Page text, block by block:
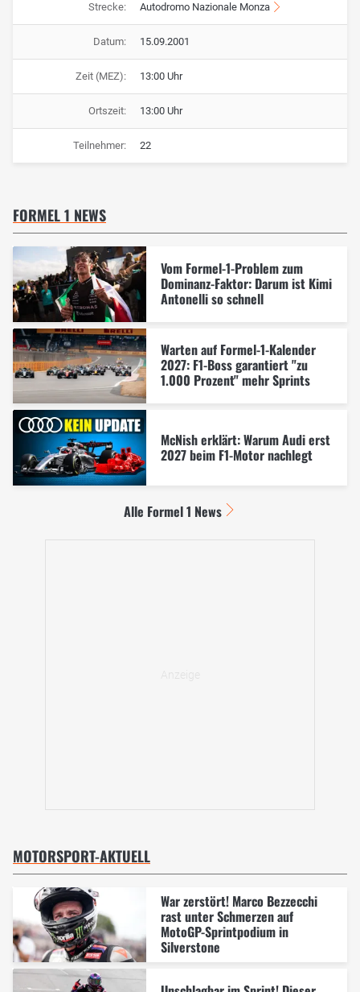
Strecke: Autodromo Nazionale Monza
Datum: 15.09.2001
Zeit (MEZ): 13:00 Uhr
Ortszeit: 13:00 Uhr
Teilnehmer: 22
FORMEL 1 NEWS
Vom Formel-1-Problem zum
Dominanz-Faktor: Darum ist Kimi
Antonelli so schnell
Warten auf Formel-1-Kalender
2027: F1-Boss garantiert "zu
1.000 Prozent" mehr Sprints
McNish erklärt: Warum Audi erst
2027 beim F1-Motor nachlegt
Alle Formel 1 News
MOTORSPORT-AKTUELL
War zerstört! Marco Bezzecchi
rast unter Schmerzen auf
MotoGP-Sprintpodium in
Silverstone